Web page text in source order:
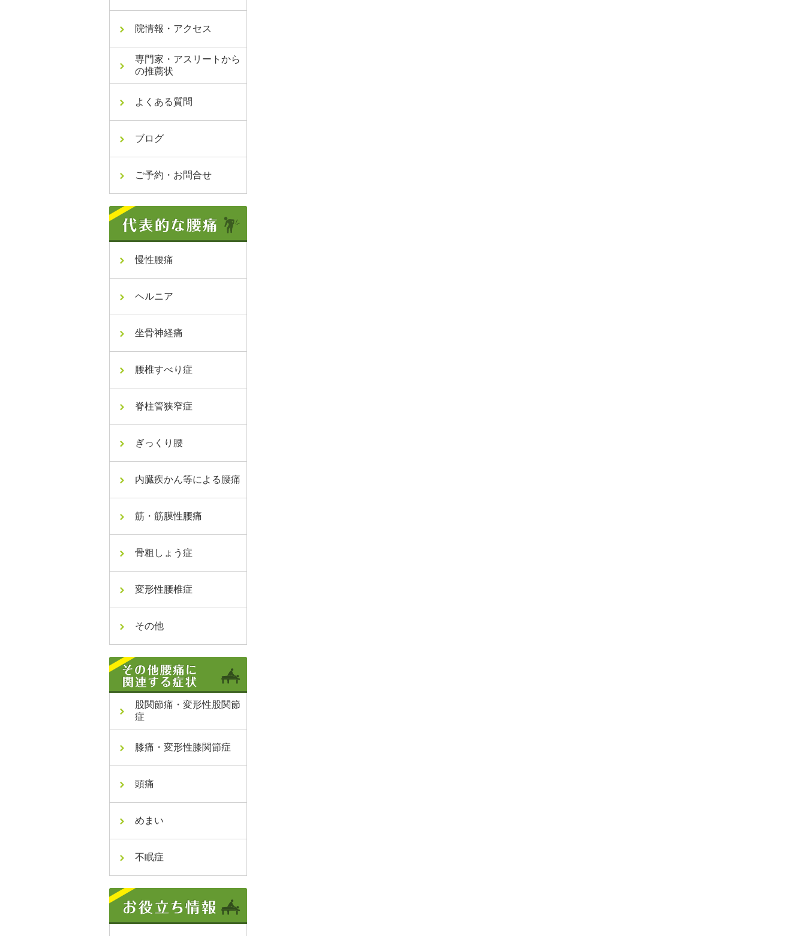
院情報・アクセス
専門家・アスリートから
の推薦状
よくある質問
ブログ
ご予約・お問合せ
慢性腰痛
ヘルニア
坐骨神経痛
腰椎すべり症
脊柱管狭窄症
ぎっくり腰
内臓疾かん等による腰痛
筋・筋膜性腰痛
骨粗しょう症
変形性腰椎症
その他
股関節痛・変形性股関節
症
膝痛・変形性膝関節症
頭痛
めまい
不眠症